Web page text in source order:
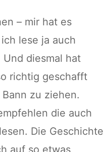
– mir hat es
lese ja auch
diesmal hat
richtig geschafft
zu ziehen.
die auch
Die Geschichte
auf so etwas